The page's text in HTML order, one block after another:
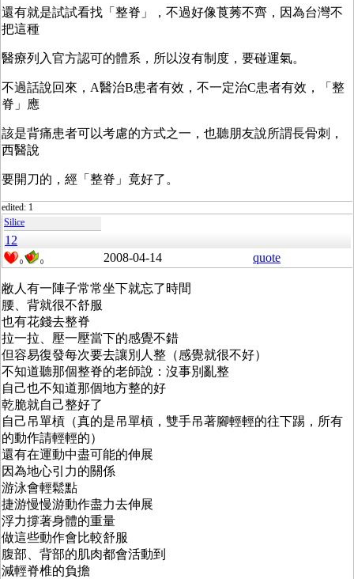
還有就是試試看找「整脊」，不過好像莨莠不齊，因為台灣不
把這種
醫療列入官方認可的體系，所以沒有制度，要碰運氣。
不過話說回來，A醫治B患者有效，不一定治C患者有效，「整
脊」應
該是背痛患者可以考慮的方式之一，也聽朋友說所謂長骨刺，
西醫說
要開刀的，經「整脊」竟好了。
edited: 1
Silice
12
0 0 2008-04-14 quote
敝人有一陣子常常坐下就忘了時間
腰、背就很不舒服
也有花錢去整脊
拉一拉、壓一壓當下的感覺不錯
但容易復發每次要去讓別人整（感覺就很不好）
不知道聽那個整脊的老師說：沒事別亂整
自己也不知道那個地方整的好
乾脆就自己整好了
自己吊單槓（真的是吊單槓，雙手吊著腳輕輕的往下踢，所有
的動作請輕輕的）
還有在運動中盡可能的伸展
因為地心引力的關係
游泳會輕鬆點
捷游慢慢游動作盡力去伸展
浮力撐著身體的重量
做這些動作會比較舒服
腹部、背部的肌肉都會活動到
減輕脊椎的負擔